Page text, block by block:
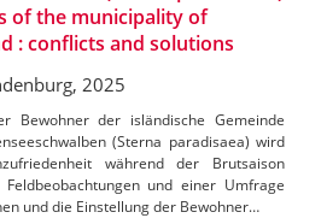
of the municipality of
: conflicts and solutions
2025
Bewohner der isländische Gemeinde
(Sterna paradisaea) wird
während der Brutsaison
und einer Umfrage
und die Einstellung der Bewohner…